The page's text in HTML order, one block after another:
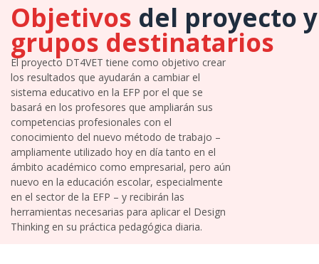
Objetivos del proyecto y
grupos destinatarios
El proyecto DT4VET tiene como objetivo crear
los resultados que ayudarán a cambiar el
sistema educativo en la EFP por el que se
basará en los profesores que ampliarán sus
competencias profesionales con el
conocimiento del nuevo método de trabajo –
ampliamente utilizado hoy en día tanto en el
ámbito académico como empresarial, pero aún
nuevo en la educación escolar, especialmente
en el sector de la EFP – y recibirán las
herramientas necesarias para aplicar el Design
Thinking en su práctica pedagógica diaria.